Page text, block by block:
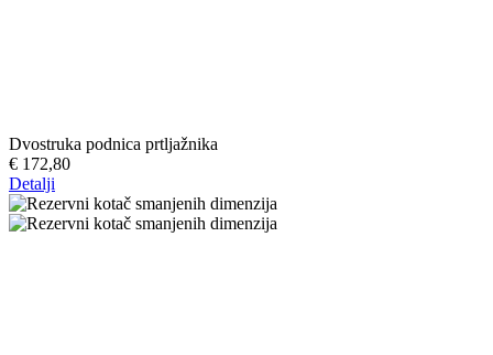
Dvostruka podnica prtljažnika
€ 172,80
Detalji